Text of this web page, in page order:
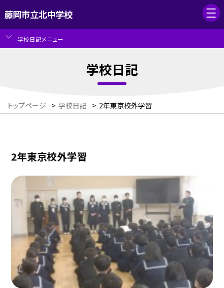
藤岡市立北中学校
学校日記メニュー
学校日記
トップページ > 学校日記 > 2年東京校外学習
2年東京校外学習